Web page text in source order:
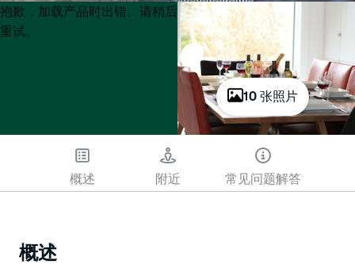
10 张照片
Product
List
Product
List
抱歉，加载产品时出错。请稍后
重试。
概述 附近 常见问题解答
概述